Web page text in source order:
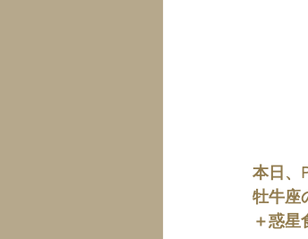
本日、
牡牛座
＋惑星